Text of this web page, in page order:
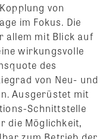
von
im Fokus. Die
allem mit Blick auf
wirkungsvolle
des
von Neu- und
Ausgerüstet mit
Schnittstelle
die Möglichkeit,